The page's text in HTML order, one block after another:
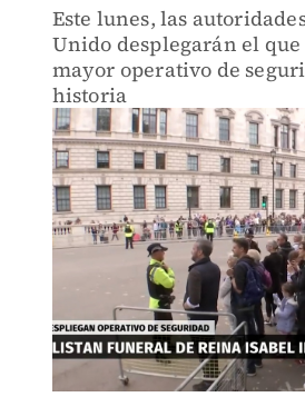
Este lunes, las
Unido desplegarán el
mayor operativo de
historia